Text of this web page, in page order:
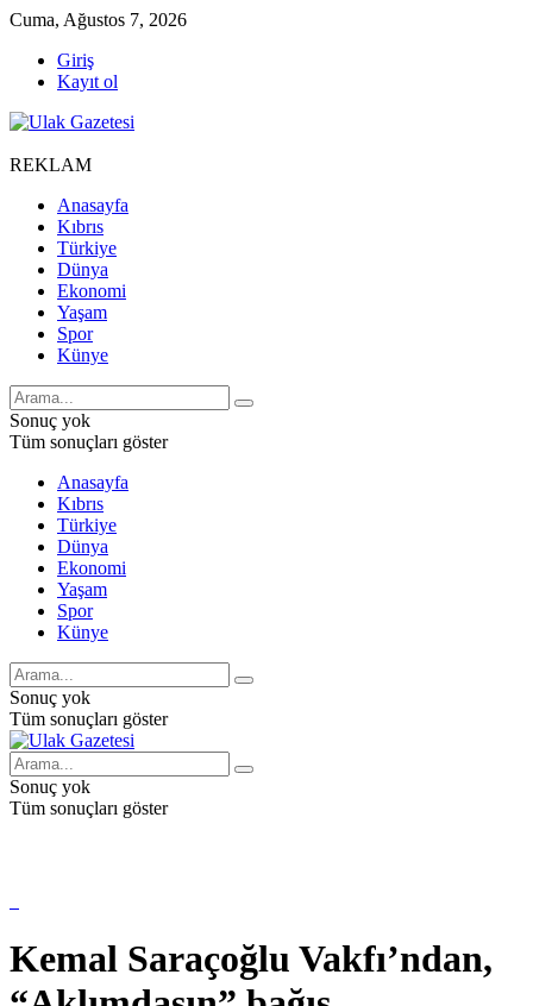
Cuma, Ağustos 7, 2026
Giriş
Kayıt ol
REKLAM
Anasayfa
Kıbrıs
Türkiye
Dünya
Ekonomi
Yaşam
Spor
Künye
Sonuç yok
Tüm sonuçları göster
Anasayfa
Kıbrıs
Türkiye
Dünya
Ekonomi
Yaşam
Spor
Künye
Sonuç yok
Tüm sonuçları göster
Sonuç yok
Tüm sonuçları göster
Kemal Saraçoğlu Vakfı’ndan,